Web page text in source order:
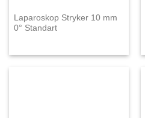
Laparoskop Stryker 10 mm
0° Standart